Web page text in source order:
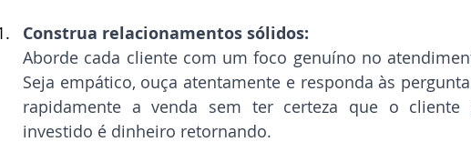
Construa relacionamentos sólidos:
Aborde cada cliente com um foco genuíno no
Seja empático, ouça atentamente e responda às
rapidamente a venda sem ter certeza que o cliente
investido é dinheiro retornando.